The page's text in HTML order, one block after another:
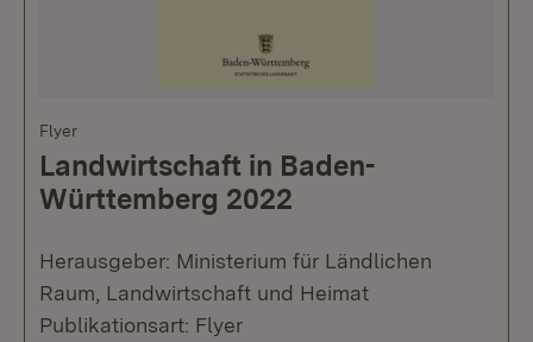
Flyer
Landwirtschaft in Baden-
Württemberg 2022
Herausgeber: Ministerium für Ländlichen
Raum, Landwirtschaft und Heimat
Publikationsart: Flyer